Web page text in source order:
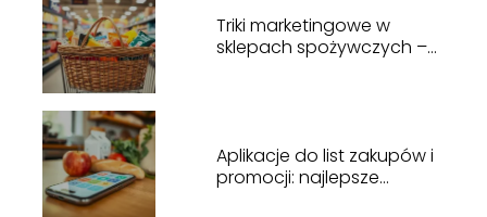
Triki marketingowe w
sklepach spożywczych –
Aplikacje do list zakupów i
promocji: najlepsze